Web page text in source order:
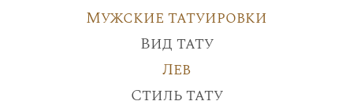
Мужские татуировки
Вид тату
Лев
Стиль тату